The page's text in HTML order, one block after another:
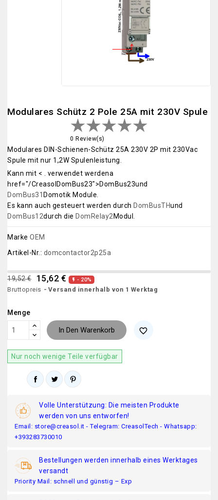
Modulares Schütz 2 Pole 25A mit 230V Spule
0 Review(s)
Modulares DIN-Schienen-Schütz 25A 230V 2P mit 230Vac
Spule mit nur 1,2W Spulenleistung.
Kann mit < . verwendet werdena
href="/CreasolDomBus23">DomBus23und
DomBus31 Domotik Module.
Es kann auch gesteuert werden durch DomBusTHund
DomBus12durch die DomRelay2Modul.
Marke OEM
Artikel-Nr.: domcontactor2p25a
19,52 € 15,62 €  - 20%
Bruttopreis Versand innerhalb von 1 Werktag
Menge
In Den Warenkorb favorite_border
Nur noch wenige Teile verfügbar
Volle Unterstützung: Die meisten Produkte
werden von uns entworfen!
Email: store@creasol.it - Telegram: CreasolTech - Whatsapp:
+393283730010
Bestellungen werden innerhalb eines Werktages
versandt
Priority Mail: schnell und günstig – Exp